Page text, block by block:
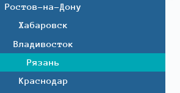
Ростов-на-Дону
Хабаровск
Владивосток
Рязань
Краснодар